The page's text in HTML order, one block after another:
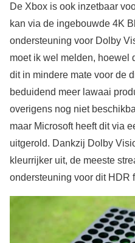
De Xbox is ook inzetbaar
kan via de ingebouwde 4K
ondersteuning voor Dolby
moet ik wel melden, hoewel
dit in mindere mate voor de
beduidend meer lawaai
overigens nog niet
maar Microsoft heeft dit via
uitgerold. Dankzij Dolby
kleurrijker uit, de meeste
ondersteuning voor dit HDR